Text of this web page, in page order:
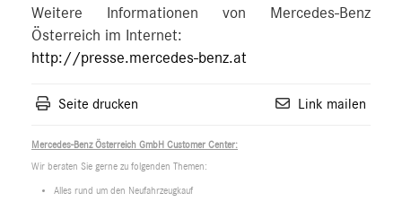
Weitere Informationen von Mercedes-Benz
Österreich im Internet:
http://presse.mercedes-benz.at
Seite drucken Link mailen
Mercedes-Benz Österreich GmbH Customer Center:
Wir beraten Sie gerne zu folgenden Themen:
Alles rund um den Neufahrzeugkauf